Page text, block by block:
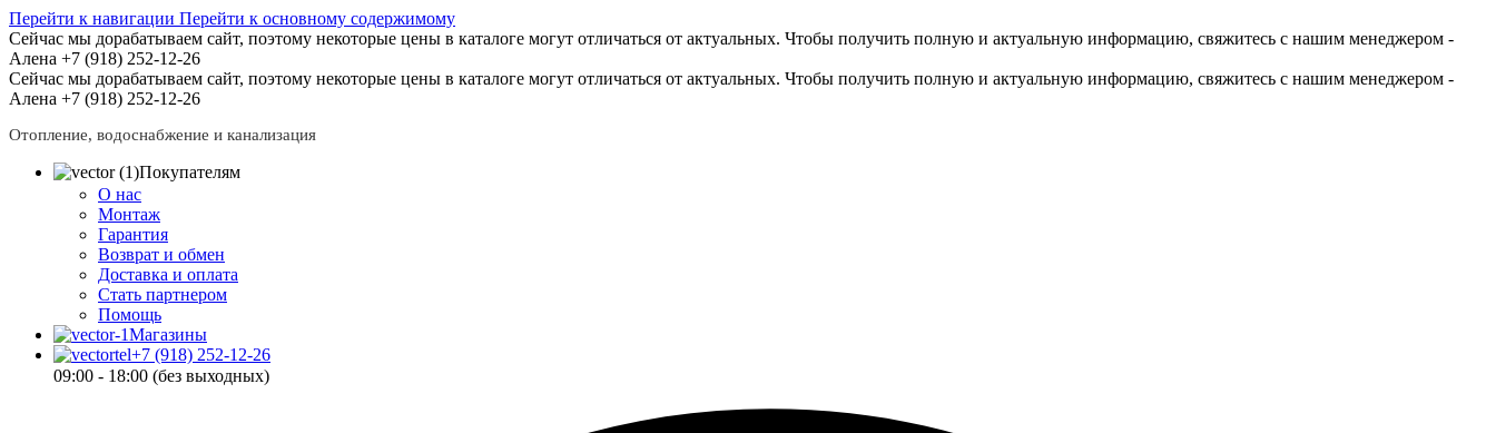
Перейти к навигации Перейти к основному содержимому
Сейчас мы дорабатываем сайт, поэтому некоторые цены в каталоге могут отличаться от актуальных. Чтобы получить полную и актуальную информацию, свяжитесь с нашим менеджером -
Алена +7 (918) 252-12-26
Сейчас мы дорабатываем сайт, поэтому некоторые цены в каталоге могут отличаться от актуальных. Чтобы получить полную и актуальную информацию, свяжитесь с нашим менеджером -
Алена +7 (918) 252-12-26
Отопление, водоснабжение и канализация
Покупателям
О нас
Монтаж
Гарантия
Возврат и обмен
Доставка и оплата
Стать партнером
Помощь
Магазины
+7 (918) 252-12-26
09:00 - 18:00 (без выходных)